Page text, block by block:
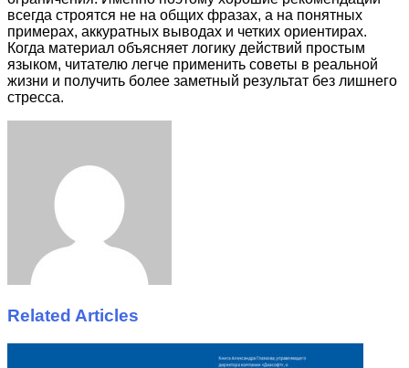
всегда строятся не на общих фразах, а на понятных
примерах, аккуратных выводах и четких ориентирах.
Когда материал объясняет логику действий простым
языком, читателю легче применить советы в реальной
жизни и получить более заметный результат без лишнего
стресса.
Related Articles